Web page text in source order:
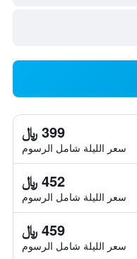
399 ﷼
سعر الليلة شامل الرسوم
452 ﷼
سعر الليلة شامل الرسوم
459 ﷼
سعر الليلة شامل الرسوم